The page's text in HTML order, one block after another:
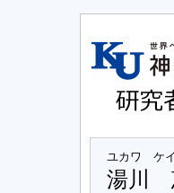
ユカワ ケ
湯川